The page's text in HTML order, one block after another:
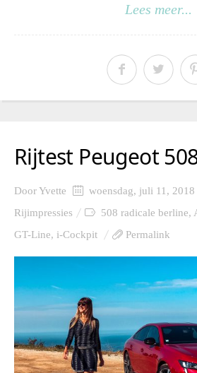
Lees meer...
Rijtest Peugeot
DoorYvette woensdag, juli 11, 2018
Rijimpressies
508 radicale berline,
GT-Line, i-Cockpit Permalink